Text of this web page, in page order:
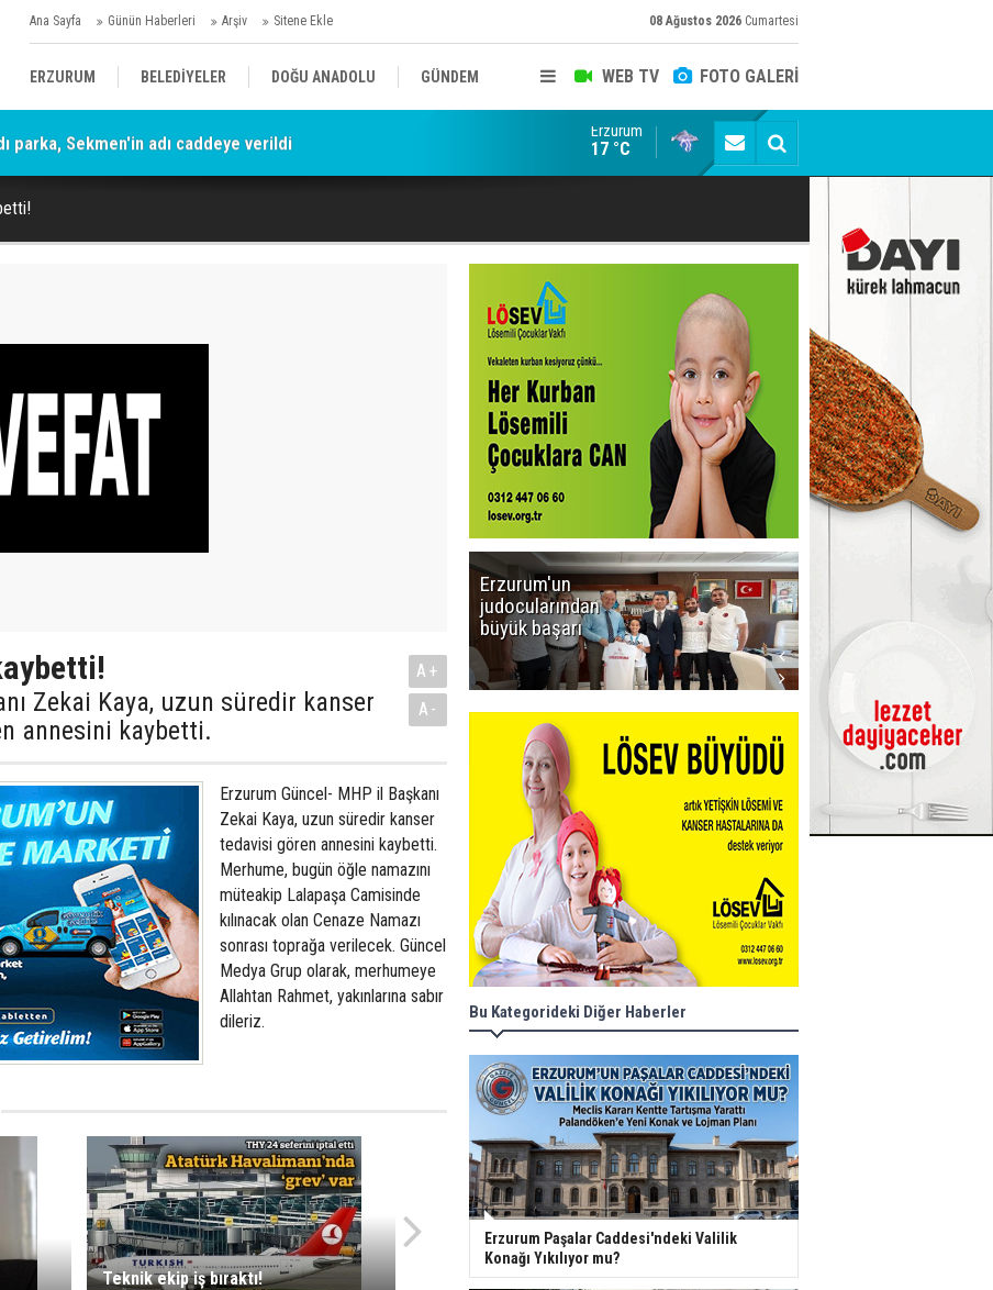
Ana Sayfa Günün Haberleri Arşiv Sitene Ekle 08 Ağustos 2026 Cumartesi
WEB TV FOTO GALERİ
ERZURUM BELEDİYELER DOĞU ANADOLU GÜNDEM
SİYASET AFAD/ SAVAŞ SPOR
parka, Sekmen'in adı caddeye verildi Konuşanlar'a katıldı, söyledikleri başına iş açtı!
Erzurum
17 °C
Zekai Kaya, uzun süredir kanser
annesini kaybetti.
A+
A-
Erzurum Güncel- MHP il Başkanı
Zekai Kaya, uzun süredir kanser
tedavisi gören annesini kaybetti.
Merhume, bugün öğle namazını
müteakip Lalapaşa Camisinde
kılınacak olan Cenaze Namazı
sonrası toprağa verilecek. Güncel
Medya Grup olarak, merhumeye
Allahtan Rahmet, yakınlarına sabır
dileriz.
Teknik ekip iş bıraktı!
Erzurum'un
judocularından
büyük başarı
Bu Kategorideki Diğer Haberler
Erzurum Paşalar Caddesi'ndeki Valilik
Konağı Yıkılıyor mu?